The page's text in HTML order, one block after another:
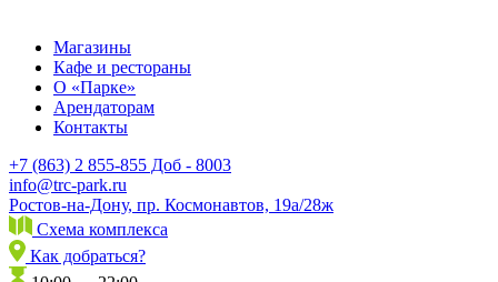
Магазины
Кафе и рестораны
О «Парке»
Арендаторам
Контакты
+7 (863) 2 855-855 Доб - 8003
info@trc-park.ru
Ростов-на-Дону, пр. Космонавтов, 19а/28ж
Схема комплекса
Как добраться?